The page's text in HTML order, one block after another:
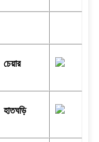
চেয়ার
হাতঘড়ি